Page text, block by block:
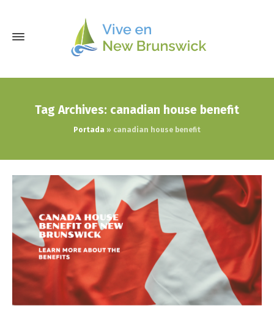
Tag Archives: canadian house benefit
Portada » canadian house benefit